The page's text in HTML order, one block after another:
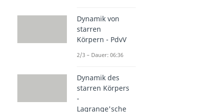
Dynamik von
starren
Körpern - PdvV
2/3 – Dauer: 06:36
Dynamik des
starren Körpers
-
Lagrange'sche